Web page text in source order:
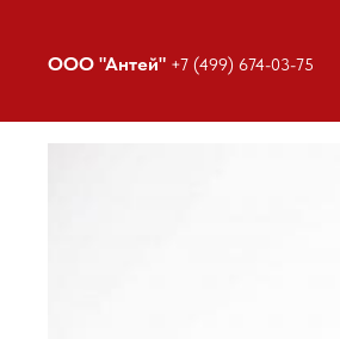
ООО "Антей" +7 (499) 674-03-75